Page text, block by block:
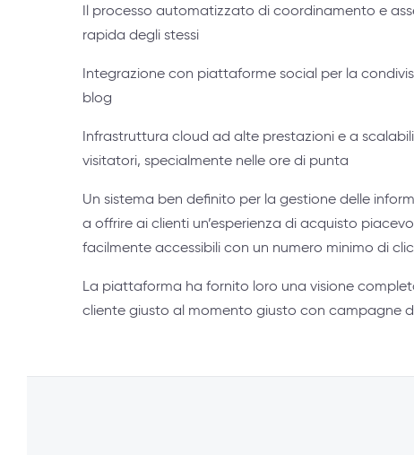
Il processo automatizzato di coordinamento e
rapida degli stessi
Integrazione con piattaforme social per la
blog
Infrastruttura cloud ad alte prestazioni e a
visitatori, specialmente nelle ore di punta
Un sistema ben definito per la gestione delle
a offrire ai clienti un’esperienza di acquisto
facilmente accessibili con un numero minimo di clic
La piattaforma ha fornito loro una visione
cliente giusto al momento giusto con campagne